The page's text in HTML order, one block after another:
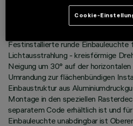
Festinstallierte runde Einbauleuchte
Lichtausstrahlung - kreisförmige
Neigung um 30° auf der
Umrandung zur flächenbündigen
Einbaustruktur aus
Montage in den speziellen
separatem Code erhältlich ist und
Einbauleuchte unabdingbar ist
Cookie-